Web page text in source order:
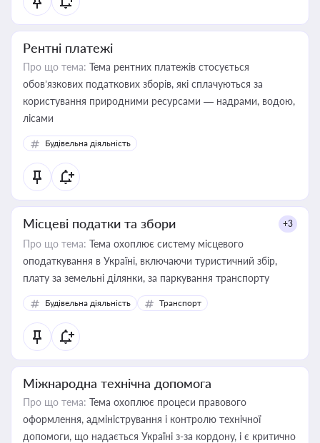
Рентні платежі
Про що тема: Тема рентних платежів стосується
обов’язкових податкових зборів, які сплачуються за
користування природними ресурсами — надрами, водою,
лісами
Будівельна діяльність
Місцеві податки та збори +3
Про що тема: Тема охоплює систему місцевого
оподаткування в Україні, включаючи туристичний збір,
плату за земельні ділянки, за паркування транспорту
Будівельна діяльність Транспорт
Міжнародна технічна допомога
Про що тема: Тема охоплює процеси правового
оформлення, адміністрування і контролю технічної
допомоги, що надається Україні з-за кордону, і є критично